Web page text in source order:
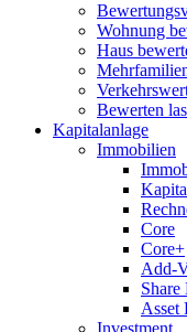
Wohnung
Haus
Bewerten
Kapitalanlage
Immobilien
Core
Core+
Add-
Share
Asset
Investment